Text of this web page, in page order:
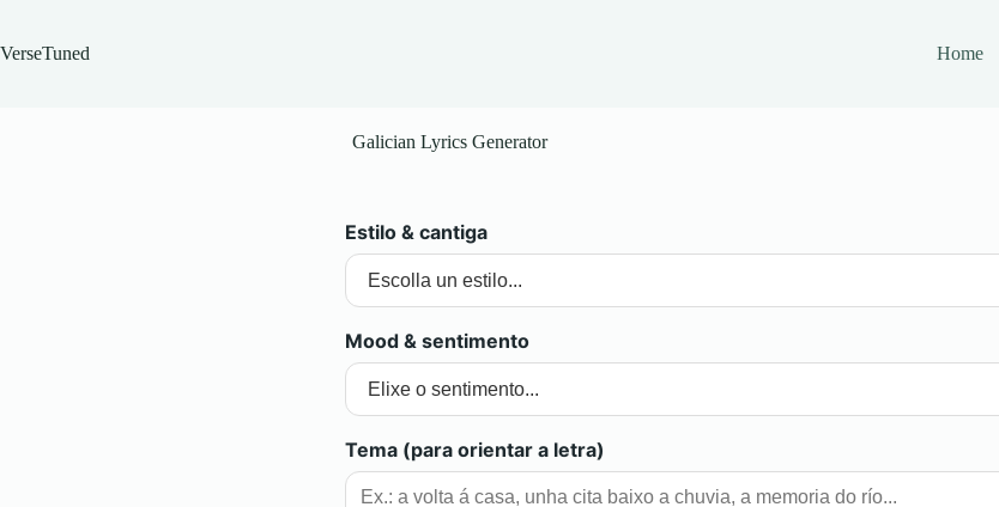
content
VerseTuned Home
Galician Lyrics Generator
Estilo & cantiga
Mood & sentimento
Tema (para orientar a letra)